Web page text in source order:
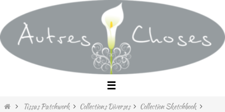
vers
le
contenu
HomeTissus Patchwork Collections Diverses
Collection Sketchbook